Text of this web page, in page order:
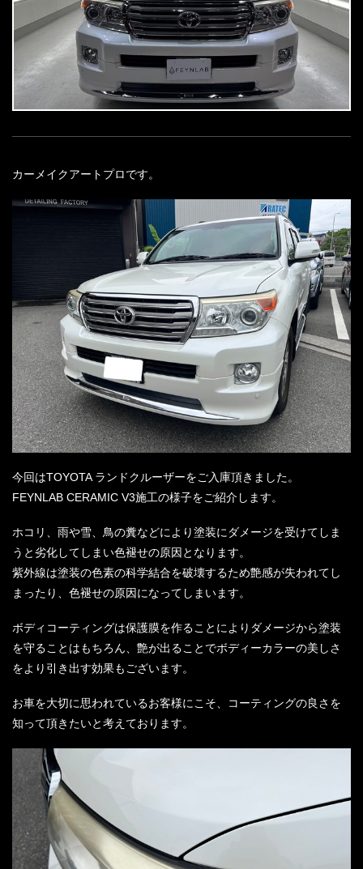
カーメイクアートプロです。
今回はTOYOTA ランドクルーザーをご入庫頂きました。
FEYNLAB CERAMIC V3施工の様子をご紹介します。
ホコリ、雨や雪、鳥の糞などにより塗装にダメージを受けてしま
うと劣化してしまい色褪せの原因となります。
紫外線は塗装の色素の科学結合を破壊するため艶感が失われてし
まったり、色褪せの原因になってしまいます。
ボディコーティングは保護膜を作ることによりダメージから塗装
を守ることはもちろん、艶が出ることでボディーカラーの美しさ
をより引き出す効果もございます。
お車を大切に思われているお客様にこそ、コーティングの良さを
知って頂きたいと考えております。